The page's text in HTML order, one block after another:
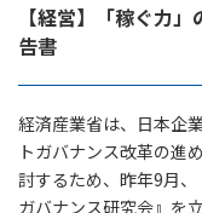
【経営】「稼ぐ力
告書
経済産業省は、日本企
トガバナンス改革の進
討するため、昨年9月
ガバナンス研究会』を